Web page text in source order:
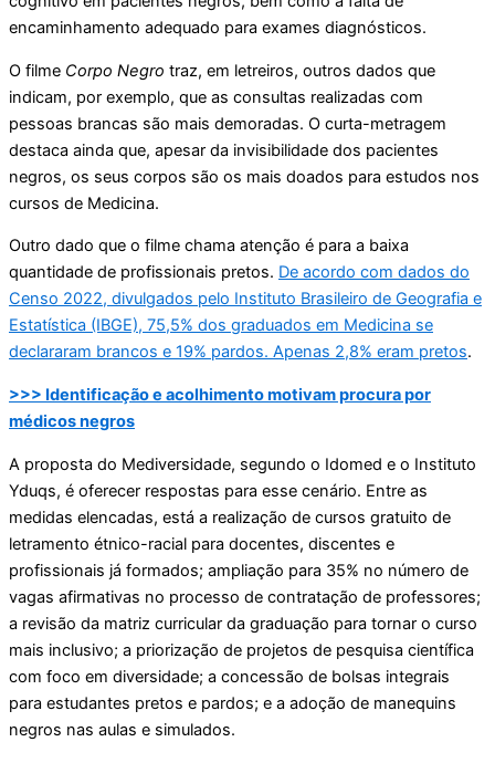
encaminhamento adequado para exames diagnósticos.
O filme Corpo Negro traz, em letreiros, outros dados que
indicam, por exemplo, que as consultas realizadas com
pessoas brancas são mais demoradas. O curta-metragem
destaca ainda que, apesar da invisibilidade dos pacientes
negros, os seus corpos são os mais doados para estudos nos
cursos de Medicina.
Outro dado que o filme chama atenção é para a baixa
quantidade de profissionais pretos. De acordo com dados do
Censo 2022, divulgados pelo Instituto Brasileiro de Geografia e
Estatística (IBGE), 75,5% dos graduados em Medicina se
declararam brancos e 19% pardos. Apenas 2,8% eram pretos.
>>> Identificação e acolhimento motivam procura por
médicos negros
A proposta do Mediversidade, segundo o Idomed e o Instituto
Yduqs, é oferecer respostas para esse cenário. Entre as
medidas elencadas, está a realização de cursos gratuito de
letramento étnico-racial para docentes, discentes e
profissionais já formados; ampliação para 35% no número de
vagas afirmativas no processo de contratação de professores;
a revisão da matriz curricular da graduação para tornar o curso
mais inclusivo; a priorização de projetos de pesquisa científica
com foco em diversidade; a concessão de bolsas integrais
para estudantes pretos e pardos; e a adoção de manequins
negros nas aulas e simulados.